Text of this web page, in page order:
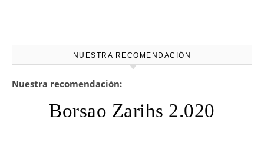
NUESTRA RECOMENDACIÓN
Nuestra recomendación:
Borsao Zarihs 2.020